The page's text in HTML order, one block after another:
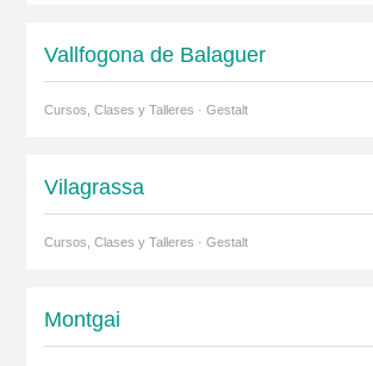
Vallfogona de Balaguer
Cursos, Clases y Talleres · Gestalt
Vilagrassa
Cursos, Clases y Talleres · Gestalt
Montgai